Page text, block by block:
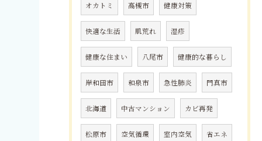
オカトミ 高槻市 健康対策
快適な生活 肌荒れ 湿疹
健康な住まい 八尾市 健康的な暮らし
岸和田市 和泉市 急性肺炎 門真市
北海道 中古マンション カビ再発
松原市 空気循環 室内空気 省エネ